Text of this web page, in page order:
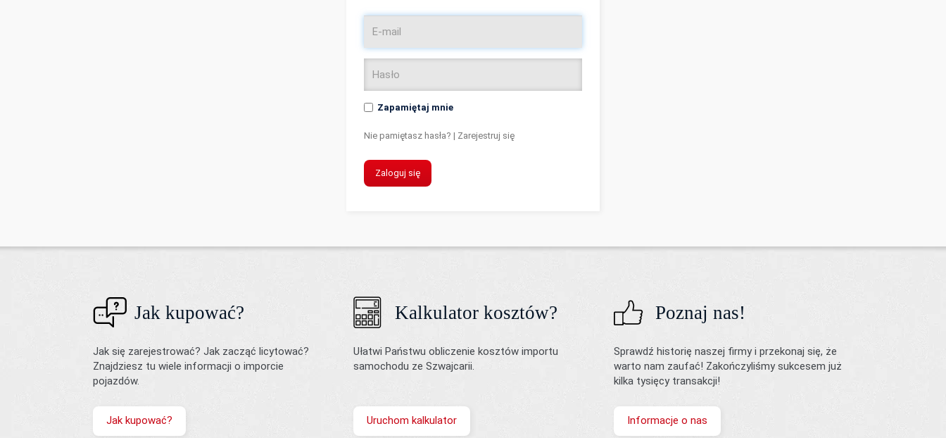
Zapamiętaj mnie
Nie pamiętasz hasła? | Zarejestruj się
Zaloguj się
Jak kupować?
Jak się zarejestrować? Jak zacząć licytować?
Znajdziesz tu wiele informacji o imporcie
pojazdów.
Jak kupować?
Kalkulator kosztów?
Ułatwi Państwu obliczenie kosztów importu
samochodu ze Szwajcarii.
Uruchom kalkulator
Poznaj nas!
Sprawdź historię naszej firmy i przekonaj się, że
warto nam zaufać! Zakończyliśmy sukcesem już
kilka tysięcy transakcji!
Informacje o nas